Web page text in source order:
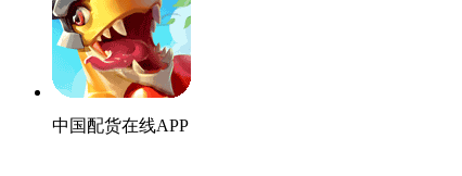
中国配货在线APP